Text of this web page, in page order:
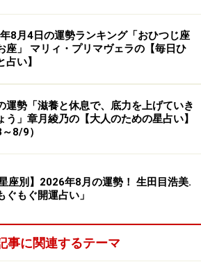
8月4日の運勢ランキング「おひつじ座
座」 マリィ・プリマヴェラの【毎日ひ
占い】
運勢「滋養と休息で、底力を上げていき
う」章月綾乃の【大人のための星占い】
～8/9）
星座別】2026年8月の運勢！ 生田目浩美.
ぐもぐ開運占い」
事に関連するテーマ